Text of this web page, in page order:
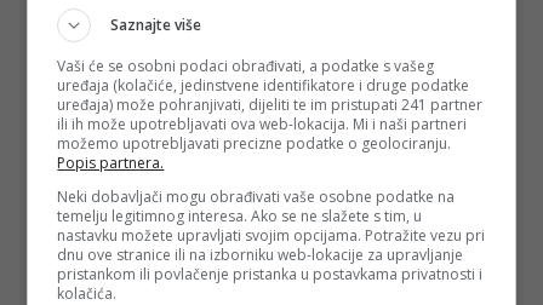
Saznajte više
Vaši će se osobni podaci obrađivati, a podatke s vašeg
uređaja (kolačiće, jedinstvene identifikatore i druge podatke
uređaja) može pohranjivati, dijeliti te im pristupati 241 partner
ili ih može upotrebljavati ova web-lokacija. Mi i naši partneri
možemo upotrebljavati precizne podatke o geolociranju.
Popis partnera.
Neki dobavljači mogu obrađivati vaše osobne podatke na
temelju legitimnog interesa. Ako se ne slažete s tim, u
nastavku možete upravljati svojim opcijama. Potražite vezu pri
dnu ove stranice ili na izborniku web-lokacije za upravljanje
pristankom ili povlačenje pristanka u postavkama privatnosti i
kolačića.